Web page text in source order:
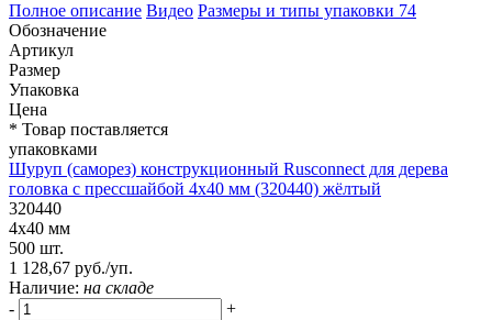
Полное описание Видео Размеры и типы упаковки 74
Обозначение
Артикул
Размер
Упаковка
Цена
* Товар поставляется
упаковками
Шуруп (саморез) конструкционный Rusconnect для дерева
головка с прессшайбой 4х40 мм (320440) жёлтый
320440
4х40 мм
500 шт.
1 128,67 руб./уп.
Наличие: на складе
-
+